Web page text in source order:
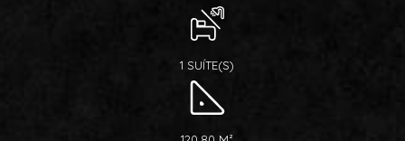
1 SUÍTE(S)